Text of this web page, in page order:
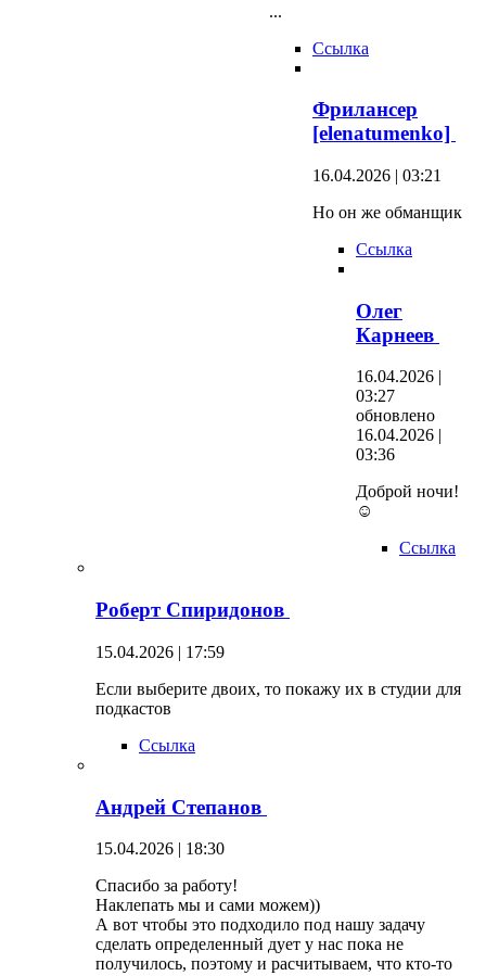
...
Ссылка
Фрилансер
[elenatumenko]
16.04.2026 | 03:21
Но он же обманщик
Ссылка
Олег
Карнеев
16.04.2026 |
03:27
обновлено
16.04.2026 |
03:36
Доброй ночи!
☺
Ссылка
Роберт Спиридонов
15.04.2026 | 17:59
Если выберите двоих, то покажу их в студии для
подкастов
Ссылка
Андрей Степанов
15.04.2026 | 18:30
Спасибо за работу!
Наклепать мы и сами можем))
А вот чтобы это подходило под нашу задачу
сделать определенный дует у нас пока не
получилось, поэтому и расчитываем, что кто-то